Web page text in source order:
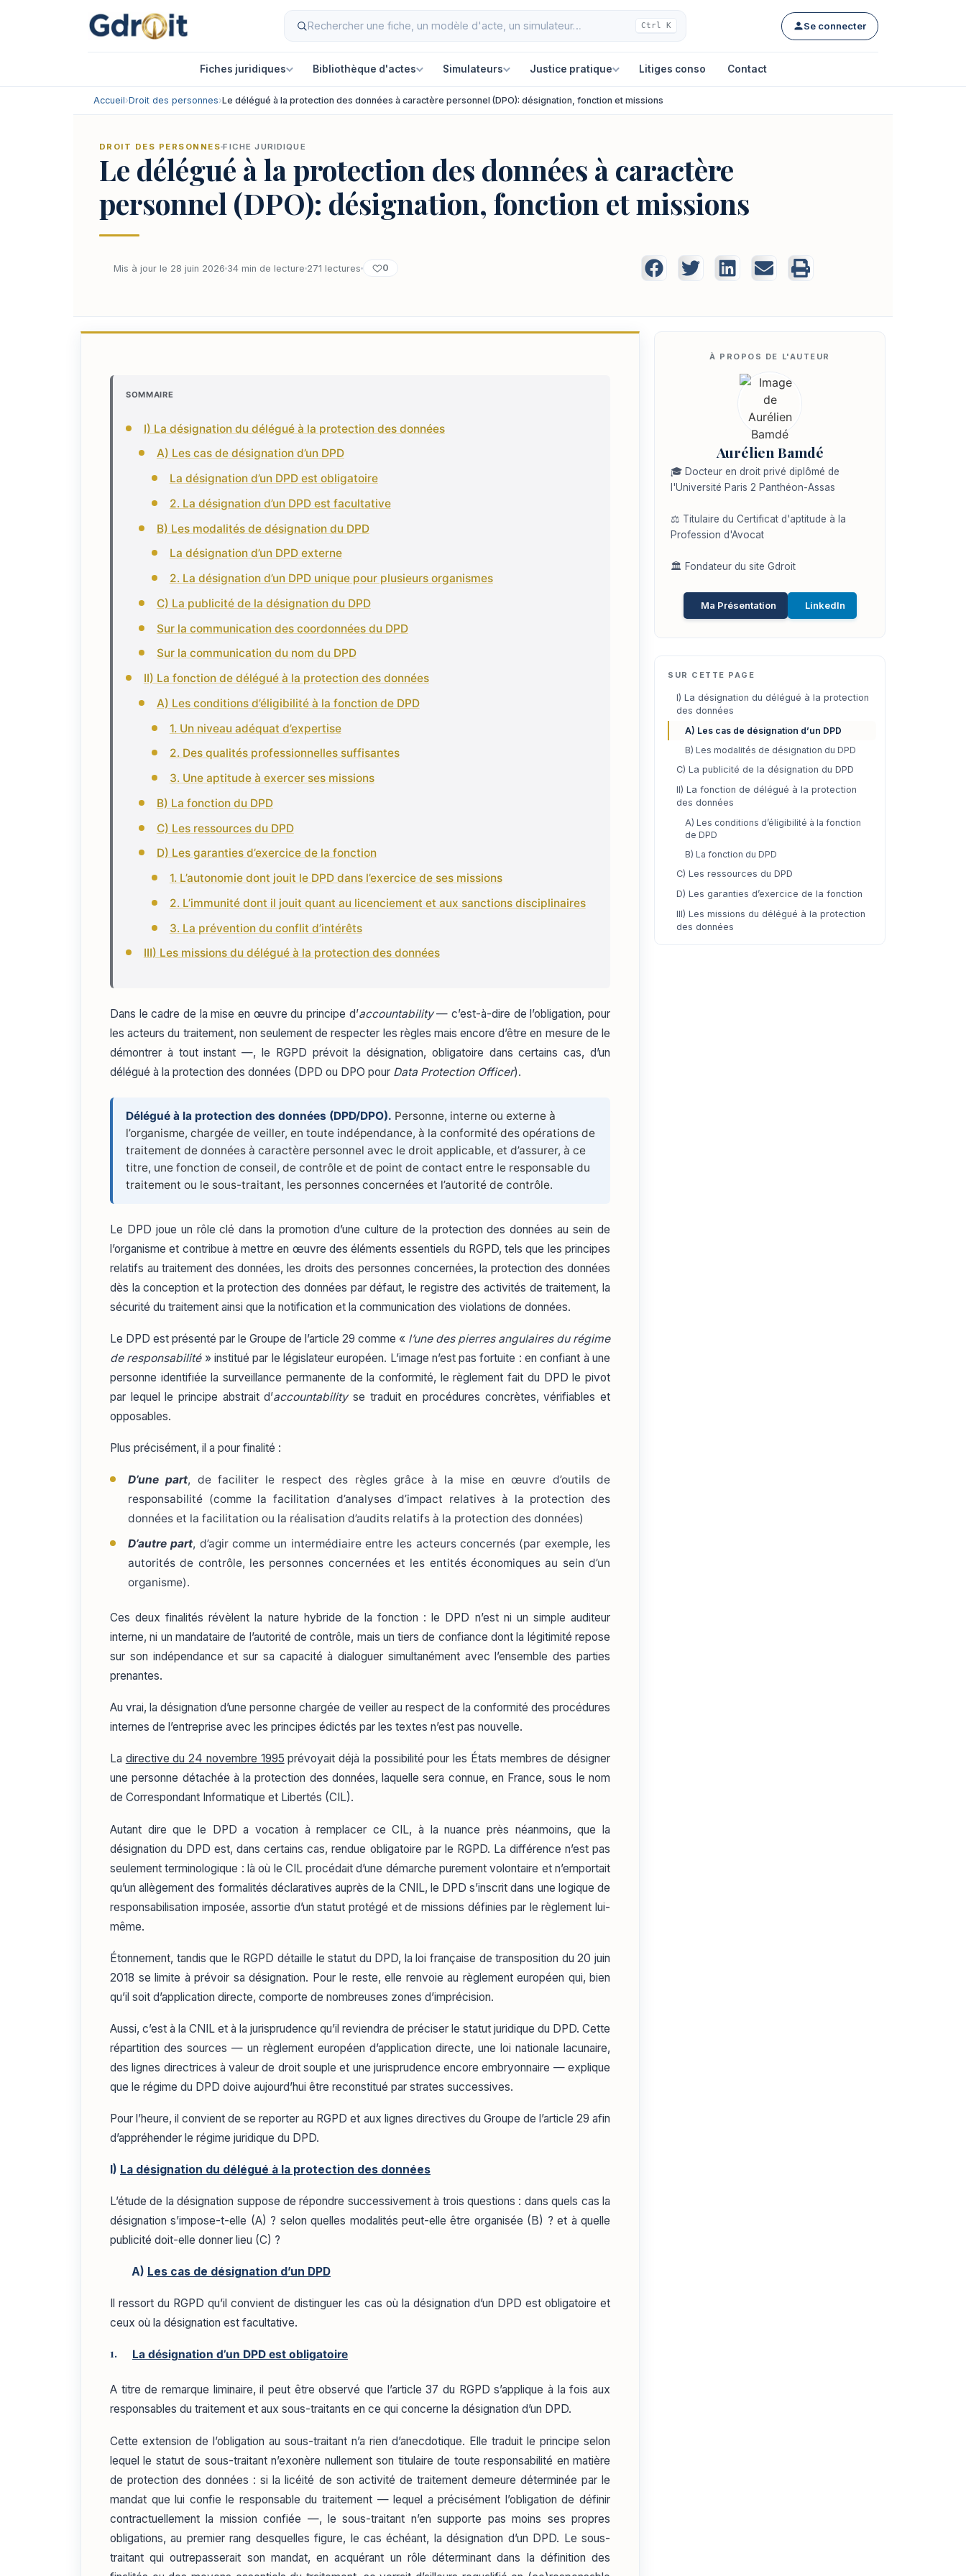
Ctrl K Se connecter
Fiches juridiques Bibliothèque d'actes Simulateurs Justice pratique Litiges conso Contact
Accueil›Droit des personnes›Le délégué à la protection des données à caractère personnel (DPO): désignation, fonction et missions
DROIT DES PERSONNES FICHE JURIDIQUE
Le délégué à la protection des données à caractère
personnel (DPO): désignation, fonction et missions
Mis à jour le 28 juin 2026 34 min de lecture 271 lectures 0
SOMMAIRE
I) La désignation du délégué à la protection des données
A) Les cas de désignation d’un DPD
La désignation d’un DPD est obligatoire
2. La désignation d’un DPD est facultative
B) Les modalités de désignation du DPD
La désignation d’un DPD externe
2. La désignation d’un DPD unique pour plusieurs organismes
C) La publicité de la désignation du DPD
Sur la communication des coordonnées du DPD
Sur la communication du nom du DPD
II) La fonction de délégué à la protection des données
A) Les conditions d’éligibilité à la fonction de DPD
1. Un niveau adéquat d’expertise
2. Des qualités professionnelles suffisantes
3. Une aptitude à exercer ses missions
B) La fonction du DPD
C) Les ressources du DPD
D) Les garanties d’exercice de la fonction
1. L’autonomie dont jouit le DPD dans l’exercice de ses missions
2. L’immunité dont il jouit quant au licenciement et aux sanctions disciplinaires
3. La prévention du conflit d’intérêts
III) Les missions du délégué à la protection des données
Dans le cadre de la mise en œuvre du principe d’accountability— c’est-à-dire de l’obligation, pour
les acteurs du traitement, non seulement de respecter les règles mais encore d’être en mesure de le
démontrer à tout instant —, le RGPD prévoit la désignation, obligatoire dans certains cas, d’un
délégué à la protection des données (DPD ou DPO pour Data Protection Officer).
Délégué à la protection des données (DPD/DPO). Personne, interne ou externe à
l’organisme, chargée de veiller, en toute indépendance, à la conformité des opérations de
traitement de données à caractère personnel avec le droit applicable, et d’assurer, à ce
titre, une fonction de conseil, de contrôle et de point de contact entre le responsable du
traitement ou le sous-traitant, les personnes concernées et l’autorité de contrôle.
Le DPD joue un rôle clé dans la promotion d’une culture de la protection des données au sein de
l’organisme et contribue à mettre en œuvre des éléments essentiels du RGPD, tels que les principes
relatifs au traitement des données, les droits des personnes concernées, la protection des données
dès la conception et la protection des données par défaut, le registre des activités de traitement, la
sécurité du traitement ainsi que la notification et la communication des violations de données.
Le DPD est présenté par le Groupe de l’article 29 comme « l’une des pierres angulaires du régime
de responsabilité» institué par le législateur européen. L’image n’est pas fortuite : en confiant à une
personne identifiée la surveillance permanente de la conformité, le règlement fait du DPD le pivot
par lequel le principe abstrait d’accountabilityse traduit en procédures concrètes, vérifiables et
opposables.
Plus précisément, il a pour finalité :
D’une part, de faciliter le respect des règles grâce à la mise en œuvre d’outils de
responsabilité (comme la facilitation d’analyses d’impact relatives à la protection des
données et la facilitation ou la réalisation d’audits relatifs à la protection des données)
D’autre part, d’agir comme un intermédiaire entre les acteurs concernés (par exemple, les
autorités de contrôle, les personnes concernées et les entités économiques au sein d’un
organisme).
Ces deux finalités révèlent la nature hybride de la fonction : le DPD n’est ni un simple auditeur
interne, ni un mandataire de l’autorité de contrôle, mais un tiers de confiance dont la légitimité repose
sur son indépendance et sur sa capacité à dialoguer simultanément avec l’ensemble des parties
prenantes.
Au vrai, la désignation d’une personne chargée de veiller au respect de la conformité des procédures
internes de l’entreprise avec les principes édictés par les textes n’est pas nouvelle.
La directive du 24 novembre 1995 prévoyait déjà la possibilité pour les États membres de désigner
une personne détachée à la protection des données, laquelle sera connue, en France, sous le nom
de Correspondant Informatique et Libertés (CIL).
Autant dire que le DPD a vocation à remplacer ce CIL, à la nuance près néanmoins, que la
désignation du DPD est, dans certains cas, rendue obligatoire par le RGPD. La différence n’est pas
seulement terminologique : là où le CIL procédait d’une démarche purement volontaire et n’emportait
qu’un allègement des formalités déclaratives auprès de la CNIL, le DPD s’inscrit dans une logique de
responsabilisation imposée, assortie d’un statut protégé et de missions définies par le règlement lui-
même.
Étonnement, tandis que le RGPD détaille le statut du DPD, la loi française de transposition du 20 juin
2018 se limite à prévoir sa désignation. Pour le reste, elle renvoie au règlement européen qui, bien
qu’il soit d’application directe, comporte de nombreuses zones d’imprécision.
Aussi, c’est à la CNIL et à la jurisprudence qu’il reviendra de préciser le statut juridique du DPD. Cette
répartition des sources — un règlement européen d’application directe, une loi nationale lacunaire,
des lignes directrices à valeur de droit souple et une jurisprudence encore embryonnaire — explique
que le régime du DPD doive aujourd’hui être reconstitué par strates successives.
Pour l’heure, il convient de se reporter au RGPD et aux lignes directives du Groupe de l’article 29 afin
d’appréhender le régime juridique du DPD.
I) La désignation du délégué à la protection des données
L’étude de la désignation suppose de répondre successivement à trois questions : dans quels cas la
désignation s’impose-t-elle (A) ? selon quelles modalités peut-elle être organisée (B) ? et à quelle
publicité doit-elle donner lieu (C) ?
A) Les cas de désignation d’un DPD
Il ressort du RGPD qu’il convient de distinguer les cas où la désignation d’un DPD est obligatoire et
ceux où la désignation est facultative.
La désignation d’un DPD est obligatoire
A titre de remarque liminaire, il peut être observé que l’article 37 du RGPD s’applique à la fois aux
responsables du traitement et aux sous-traitants en ce qui concerne la désignation d’un DPD.
Cette extension de l’obligation au sous-traitant n’a rien d’anecdotique. Elle traduit le principe selon
lequel le statut de sous-traitant n’exonère nullement son titulaire de toute responsabilité en matière
de protection des données : si la licéité de son activité de traitement demeure déterminée par le
mandat que lui confie le responsable du traitement — lequel a précisément l’obligation de définir
contractuellement la mission confiée —, le sous-traitant n’en supporte pas moins ses propres
obligations, au premier rang desquelles figure, le cas échéant, la désignation d’un DPD. Le sous-
traitant qui outrepasserait son mandat, en acquérant un rôle déterminant dans la définition des
Aurélien Bamdé
🎓 Docteur en droit privé diplômé de
l'Université Paris 2 Panthéon-Assas
⚖️ Titulaire du Certificat d'aptitude à la
Profession d'Avocat
🏛️ Fondateur du site Gdroit
Ma Présentation LinkedIn
SUR CETTE PAGE
I) La désignation du délégué à la protection
des données
A) Les cas de désignation d’un DPD
B) Les modalités de désignation du DPD
C) La publicité de la désignation du DPD
II) La fonction de délégué à la protection
des données
A) Les conditions d’éligibilité à la fonction
de DPD
B) La fonction du DPD
C) Les ressources du DPD
D) Les garanties d’exercice de la fonction
III) Les missions du délégué à la protection
des données